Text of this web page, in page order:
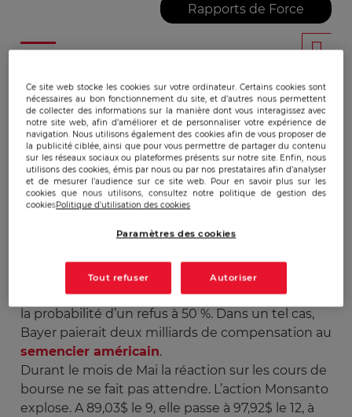
Rapports de Force
Le 12 Mai 2016 Bayer offre 40 Mds d’€uro pour
acheterMonsantopuis relève son offre le 23 Mai
à62 Mds d’€uro. L’acquisition sera finalisée
quatre mois plus tard pour le montant de 66 Mds
d’€uro, le14 Septembre. Le prix d’achat de
106,69$, soit une plus-value de plus de 20%.
de 30 juridictions qui ne seront rendu que vers la
fin 2017 et un analyste du Financial Times estime
la probabilité d’un refus à 50 %. Dans un tel cas,
Bayer paierait deux milliards de compensation au
semencier américain.
Durant le mois de Mai la réaction sur les cours de
bourse ne se fait pas attendre. L’action Monsanto
explose. A 89,03$ le 9, elle passe à 97,92$ le 12, à
Ce site web stocke les cookies sur votre ordinateur. Certains cookies sont
nécessaires au bon fonctionnement du site, et d’autres nous permettent
de collecter des informations sur la manière dont vous interagissez avec
notre site web, afin d’améliorer et de personnaliser votre expérience de
navigation. Nous utilisons également des cookies afin de vous proposer de
la publicité ciblée, ainsi que pour vous permettre de partager du contenu
sur les réseaux sociaux ou plateformes présents sur notre site. Enfin, nous
utilisons des cookies, émis par nous ou par nos prestataires afin d’analyser
et de mesurer l’audience sur ce site web. Pour en savoir plus sur les
cookies que nous utilisons, consultez notre politique de gestion des
cookiesPolitique d'utilisation des cookies
Paramètres des cookies
Tout refuser Autoriser